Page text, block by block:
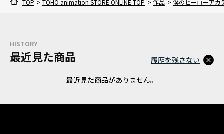
TOP > TOHO animation STORE ONLINE TOP > 作品 > 僕のヒーローアカ
HISTORY
最近見た商品
最近見た商品がありません。
履歴を残さない